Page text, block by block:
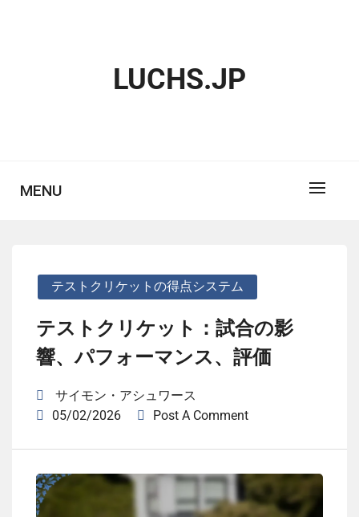
LUCHS.JP
MENU
テストクリケットの得点システム
テストクリケット：試合の影
響、パフォーマンス、評価
サイモン・アシュワース
05/02/2026
Post A Comment